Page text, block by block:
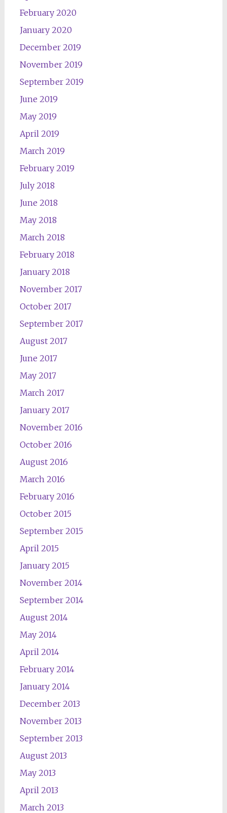
February 2020
January 2020
December 2019
November 2019
September 2019
June 2019
May 2019
April 2019
March 2019
February 2019
July 2018
June 2018
May 2018
March 2018
February 2018
January 2018
November 2017
October 2017
September 2017
August 2017
June 2017
May 2017
March 2017
January 2017
November 2016
October 2016
August 2016
March 2016
February 2016
October 2015
September 2015
April 2015
January 2015
November 2014
September 2014
August 2014
May 2014
April 2014
February 2014
January 2014
December 2013
November 2013
September 2013
August 2013
May 2013
April 2013
March 2013